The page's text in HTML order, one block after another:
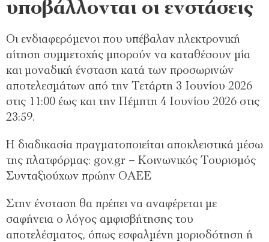
υποβάλλονται οι ενστάσεις
Οι ενδιαφερόμενοι που υπέβαλαν ηλεκτρονική
αίτηση συμμετοχής μπορούν να καταθέσουν μία
και μοναδική ένσταση κατά των προσωρινών
αποτελεσμάτων από την Τετάρτη 3 Ιουνίου 2026
στις 11:00 έως και την Πέμπτη 4 Ιουνίου 2026 στις
23:59.
Η διαδικασία πραγματοποιείται αποκλειστικά μέσω
της πλατφόρμας: gov.gr – Κοινωνικός Τουρισμός
Συνταξιούχων πρώην ΟΑΕΕ
Στην ένσταση θα πρέπει να αναφέρεται με
σαφήνεια ο λόγος αμφισβήτησης του
αποτελέσματος, όπως εσφαλμένη μοριοδότηση ή